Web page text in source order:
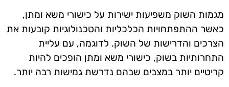
מגמות השוק משפיעות ישירות על כישורי משא ומתן,
כאשר ההתפתחויות הכלכליות והטכנולוגיות קובעות את
הצרכים והדרישות של השוק. לדוגמה, עם עליית
התחרותיות בשוק, כישורי משא ומתן הופכים להיות
קריטיים יותר במצבים שבהם נדרשת גמישות רבה יותר.